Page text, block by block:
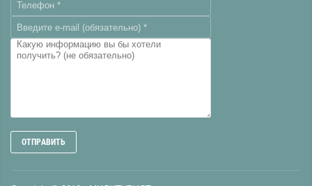
ОТПРАВИТЬ